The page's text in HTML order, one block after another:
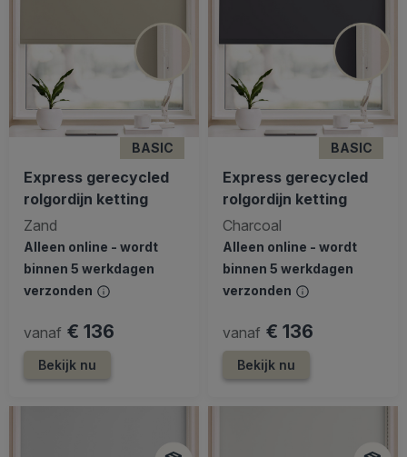
BASIC
Express gerecycled
rolgordijn ketting
Zand
Alleen online - wordt
binnen 5 werkdagen
verzonden
vanaf € 136
Bekijk nu
BASIC
Express gerecycled
rolgordijn ketting
Charcoal
Alleen online - wordt
binnen 5 werkdagen
verzonden
vanaf € 136
Bekijk nu